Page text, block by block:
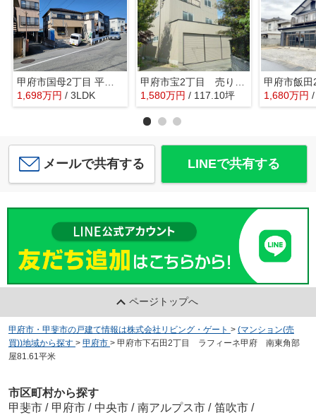
甲府市国母2丁目 平成20年築中古戸建 内装一新 車1台
1,698万円 / 3LDK
甲府市宝2丁目 売り店舗+住居 敷地76坪南道路
1,580万円 / 117.10坪 1,680万円
メールで共有する LINEで共有する
ページトップへ
甲府市・甲斐市の戸建て情報は株式会社リビング・ゲート > (マンション(売
買))地域から探す > 甲府市 > 甲府市下石田2丁目 ラフィーネ甲府 南東角部
屋81.61平米
市区町村から探す
甲斐市 / 甲府市 / 中央市 / 南アルプス市 / 笛吹市 /